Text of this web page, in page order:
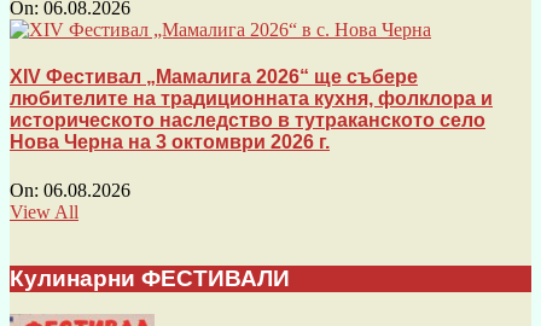
On: 06.08.2026
XIV Фестивал „Мамалига 2026“ ще събере
любителите на традиционната кухня, фолклора и
историческото наследство в тутраканското село
Нова Черна на 3 октомври 2026 г.
On: 06.08.2026
View All
Кулинарни ФЕСТИВАЛИ